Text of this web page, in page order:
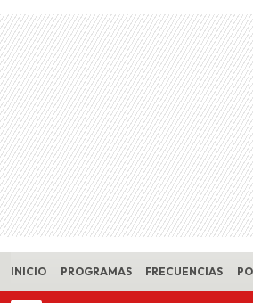
Skip to main content
INICIO PROGRAMAS FRECUENCIAS